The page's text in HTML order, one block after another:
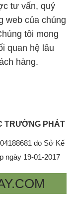
tư vấn, quý
web của chúng
tôi mong
quan hệ lâu
hàng.
TRƯỜNG PHÁT
do Sở Kế
ngày 19-01-2017